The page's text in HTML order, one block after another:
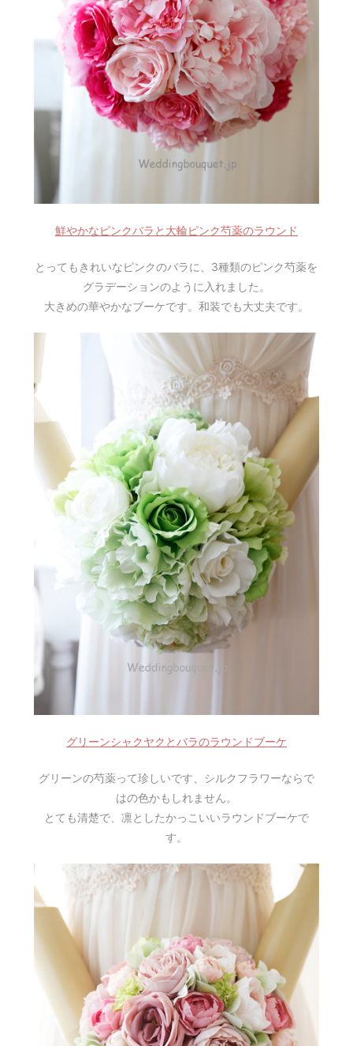
鮮やかなピンクバラと大輪ピンク芍薬のラウンド
とってもきれいなピンクのバラに、3種類のピンク芍薬を
グラデーションのように入れました。
大きめの華やかなブーケです。和装でも大丈夫です。
グリーンシャクヤクとバラのラウンドブーケ
グリーンの芍薬って珍しいです、シルクフラワーならで
はの色かもしれません。
とても清楚で、凛としたかっこいいラウンドブーケで
す。